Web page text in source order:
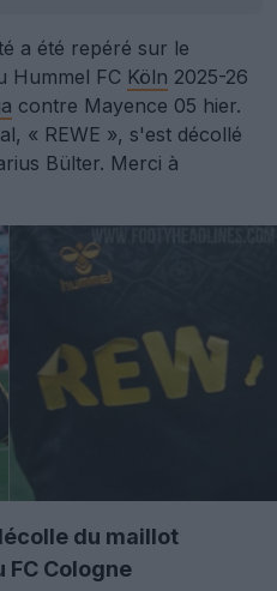
a été repéré sur le
Hummel FC Köln 2025-26
contre Mayence 05 hier.
« REWE », s'est décollé
Bülter. Merci à
du maillot
Cologne